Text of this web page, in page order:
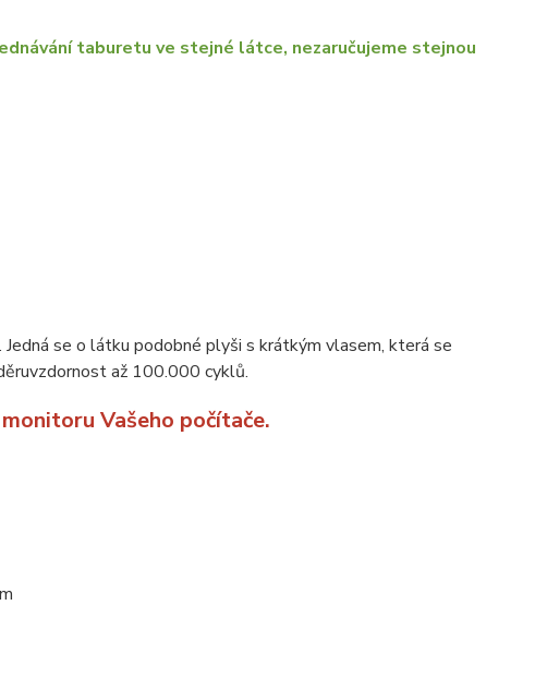
taburetu ve stejné látce, nezaručujeme stejnou
se o látku podobné plyši s krátkým vlasem, která se
až 100.000 cyklů.
Vašeho počítače.